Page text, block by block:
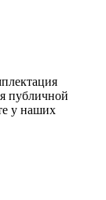
публичной
у наших